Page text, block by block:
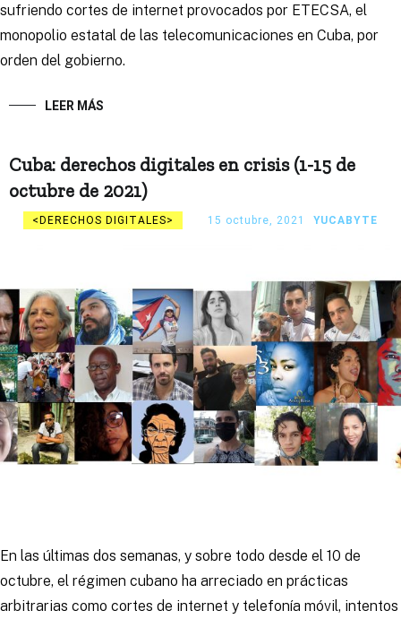
sufriendo cortes de internet provocados por ETECSA, el
monopolio estatal de las telecomunicaciones en Cuba, por
orden del gobierno.
LEER MÁS
Cuba: derechos digitales en crisis (1-15 de
octubre de 2021)
DERECHOS DIGITALES 15 octubre, 2021 YUCABYTE
En las últimas dos semanas, y sobre todo desde el 10 de
octubre, el régimen cubano ha arreciado en prácticas
arbitrarias como cortes de internet y telefonía móvil, intentos